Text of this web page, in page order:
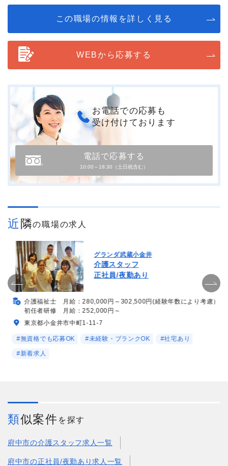
この職場の情報を詳しく見る
WEBから応募する
お電話での応募も
受け付けております
電話で応募する
10:00～18:30（土日祝含む）
近隣の職場の求人
グランダ武蔵小金井
介護スタッフ
正社員/夜勤あり
介護福祉士 月給：280,000円～302,500円(経験年数により考慮）
初任者研修 月給：252,000円～
東京都小金井市中町1-11-7
#無資格でも応募OK #未経験・ブランクOK #社宅あり
#新着求人
類似案件 を探す
府中市の介護スタッフ求人一覧
府中市の正社員/夜勤あり求人一覧